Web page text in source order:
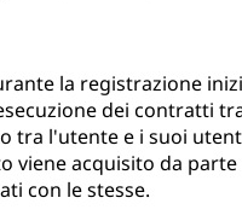
la registrazione
dei contratti
tra l'utente e i suoi
acquisito da
con le stesse.